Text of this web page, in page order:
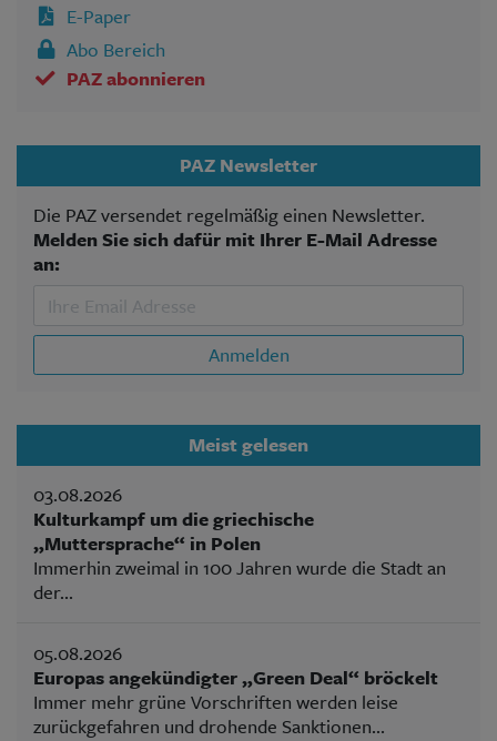
E-Paper
Abo Bereich
PAZ abonnieren
PAZ Newsletter
Die PAZ versendet regelmäßig einen Newsletter.
Melden Sie sich dafür mit Ihrer E-Mail Adresse
an:
Anmelden
Meist gelesen
03.08.2026
Kulturkampf um die griechische
„Muttersprache“ in Polen
Immerhin zweimal in 100 Jahren wurde die Stadt an
der...
05.08.2026
Europas angekündigter „Green Deal“ bröckelt
Immer mehr grüne Vorschriften werden leise
zurückgefahren und drohende Sanktionen...